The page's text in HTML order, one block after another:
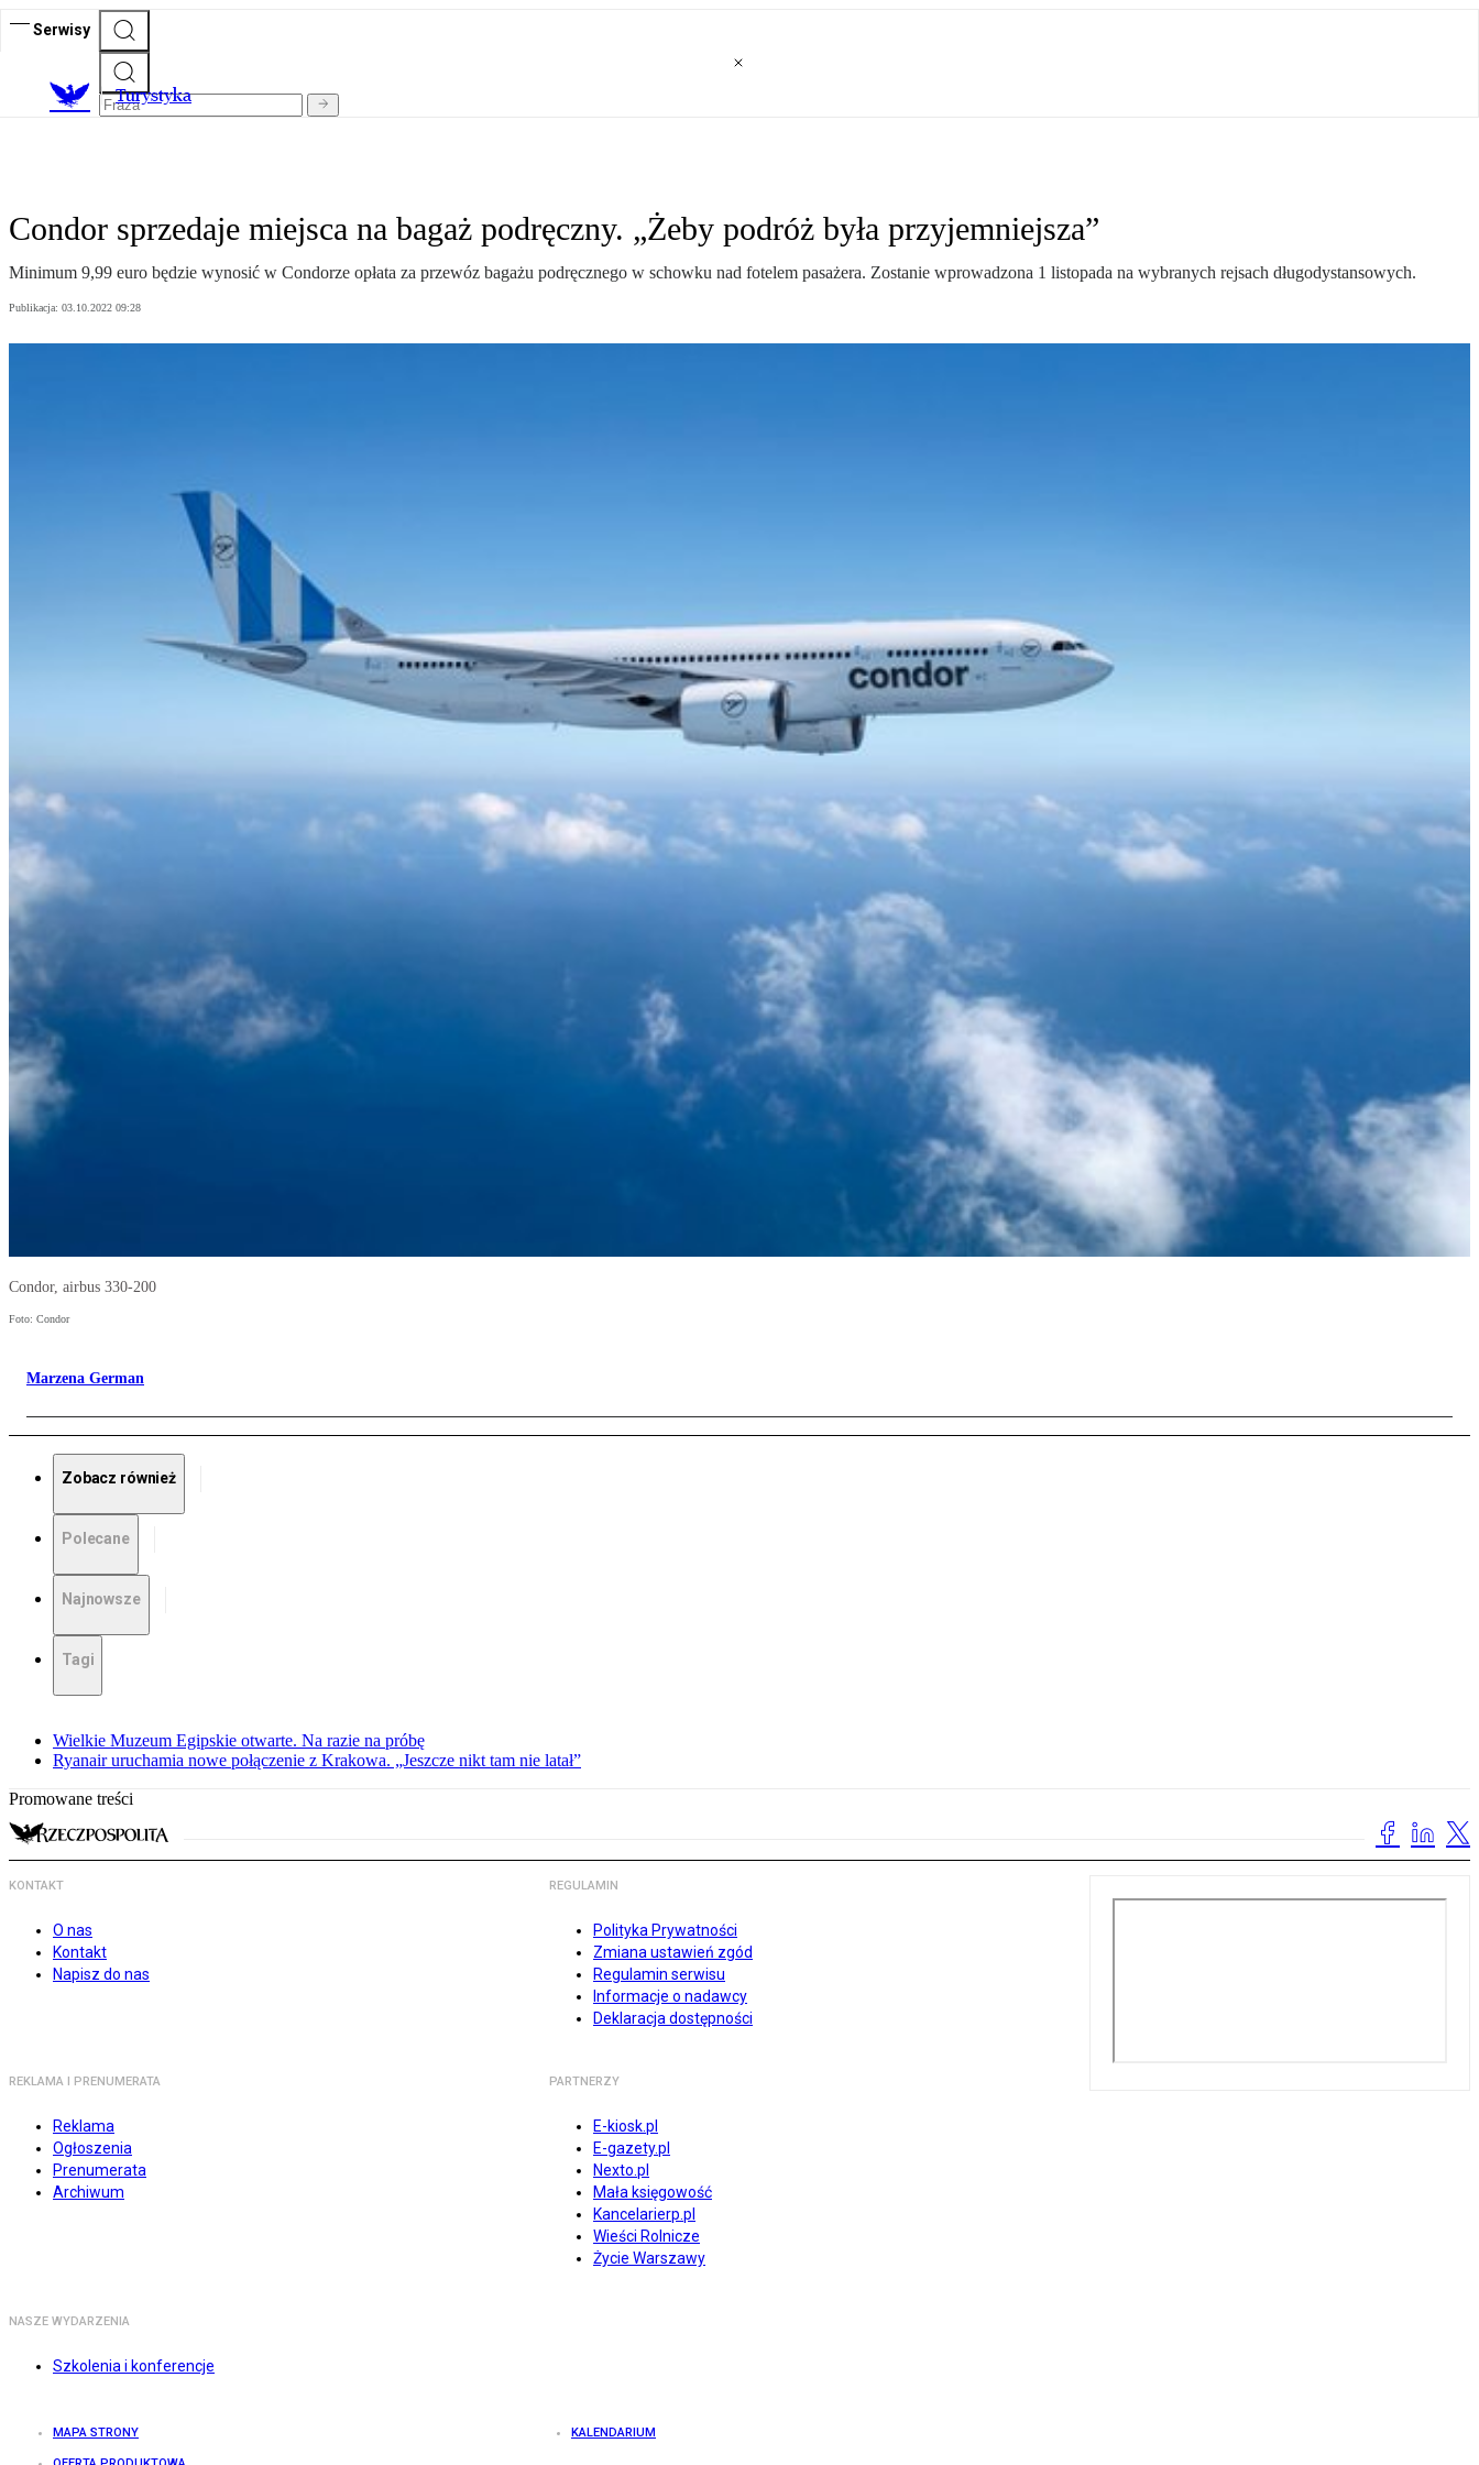
Serwisy
Turystyka
Condor sprzedaje miejsca na bagaż podręczny. „Żeby podróż była przyjemniejsza”
Minimum 9,99 euro będzie wynosić w Condorze opłata za przewóz bagażu podręcznego w schowku nad fotelem pasażera. Zostanie wprowadzona 1 listopada na wybranych rejsach długodystansowych.
Publikacja: 03.10.2022 09:28
Condor, airbus 330-200
Foto: Condor
Marzena German
Zobacz również
Polecane
Najnowsze
Tagi
Wielkie Muzeum Egipskie otwarte. Na razie na próbę
Ryanair uruchamia nowe połączenie z Krakowa. „Jeszcze nikt tam nie latał”
Promowane treści
KONTAKT
O nas
Kontakt
Napisz do nas
REGULAMIN
Polityka Prywatności
Zmiana ustawień zgód
Regulamin serwisu
Informacje o nadawcy
Deklaracja dostępności
REKLAMA I PRENUMERATA
Reklama
Ogłoszenia
Prenumerata
Archiwum
PARTNERZY
E-kiosk.pl
E-gazety.pl
Nexto.pl
Mała księgowość
Kancelarierp.pl
Wieści Rolnicze
Życie Warszawy
NASZE WYDARZENIA
Szkolenia i konferencje
MAPA STRONY KALENDARIUM